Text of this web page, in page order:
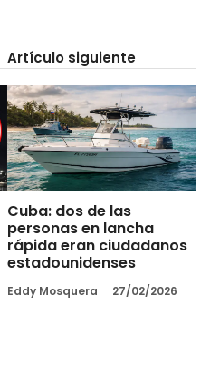
Artículo siguiente
Cuba: dos de las
personas en lancha
rápida eran ciudadanos
estadounidenses
Eddy Mosquera 27/02/2026